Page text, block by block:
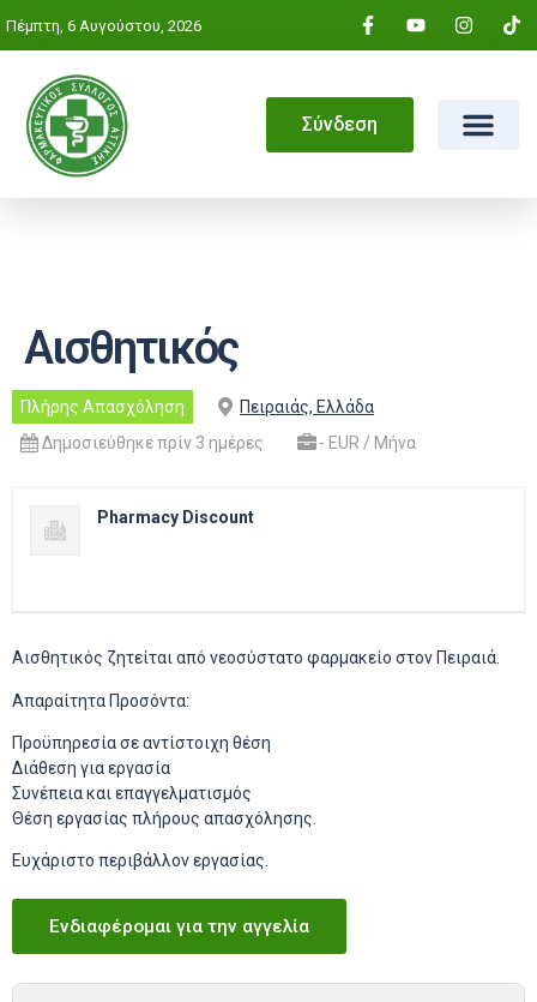
Πέμπτη, 6 Αυγούστου, 2026
Σύνδεση
Αισθητικός
Πλήρης Απασχόληση
Πειραιάς, Ελλάδα
Δημοσιεύθηκε πρίν 3 ημέρες
- EUR / Μήνα
Pharmacy Discount
Αισθητικός ζητείται από νεοσύστατο φαρμακείο στον Πειραιά.
Απαραίτητα Προσόντα:
Προϋπηρεσία σε αντίστοιχη θέση
Διάθεση για εργασία
Συνέπεια και επαγγελματισμός
Θέση εργασίας πλήρους απασχόλησης.
Ευχάριστο περιβάλλον εργασίας.